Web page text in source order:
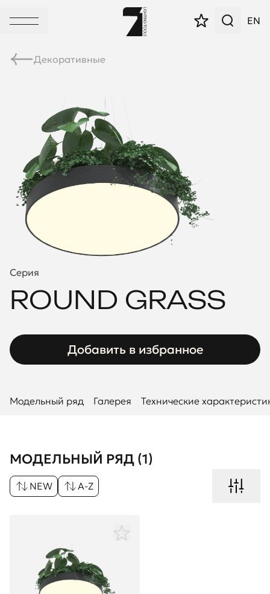
EN
Декоративные
Серия
ROUND GRASS
Добавить в избранное
Модельный ряд Галерея Технические
МОДЕЛЬНЫЙ РЯД (1)
NEW A-Z